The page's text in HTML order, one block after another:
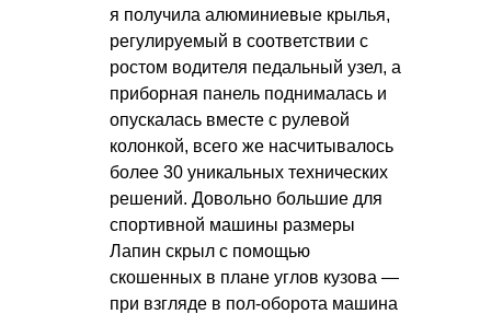
я получила алюминиевые крылья,
регулируемый в соответствии с
ростом водителя педальный узел, а
приборная панель поднималась и
опускалась вместе с рулевой
колонкой, всего же насчитывалось
более 30 уникальных технических
решений. Довольно большие для
спортивной машины размеры
Лапин скрыл с помощью
скошенных в плане углов кузова —
при взгляде в пол-оборота машина